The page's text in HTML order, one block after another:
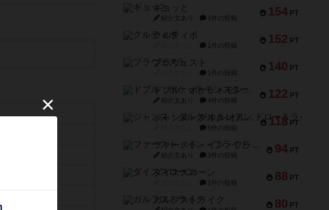
154 PT
ギョッと
紹介文あり 1件の投稿
152 PT
クルティボ
1件の投稿
140 PT
ブラヴェスト
1件の投稿
122 PT
ドブル：ポケットモンスター
紹介文あり 4件の投稿
118 PT
ジャンヌ・ダルク-オルレアン ドロー＆ライト
5件の投稿
94 PT
ファースト・イン・フライト
紹介文あり 3件の投稿
88 PT
ダイススローン
1件の投稿
80 PT
ガルフストライク